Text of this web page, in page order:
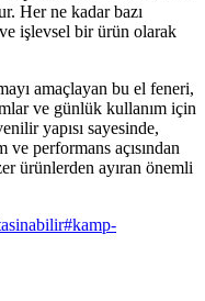
Her ne kadar bazı
işlevsel bir ürün olarak
amaçlayan bu el feneri,
ve günlük kullanım için
yapısı sayesinde,
performans açısından
ürünlerden ayıran önemli
#kamp-